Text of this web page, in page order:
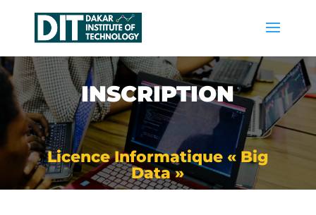
INSCRIPTION
Licence Informatique « Big
Data »